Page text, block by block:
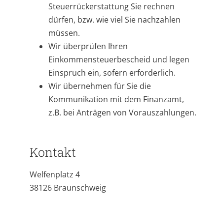
Steuerrückerstattung Sie rechnen
dürfen, bzw. wie viel Sie nachzahlen
müssen.
Wir überprüfen Ihren
Einkommensteuerbescheid und legen
Einspruch ein, sofern erforderlich.
Wir übernehmen für Sie die
Kommunikation mit dem Finanzamt,
z.B. bei Anträgen von Vorauszahlungen.
Kontakt
Welfenplatz 4
38126 Braunschweig